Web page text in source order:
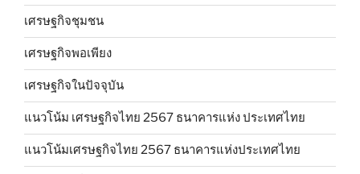
เศรษฐกิจชุมชน
เศรษฐกิจพอเพียง
เศรษฐกิจในปัจจุบัน
แนวโน้ม เศรษฐกิจไทย 2567 ธนาคารแห่ง ประเทศไทย
แนวโน้มเศรษฐกิจไทย 2567 ธนาคารแห่งประเทศไทย